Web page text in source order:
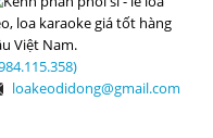
loakeodidong@gmail.com